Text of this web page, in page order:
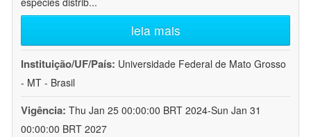
leia mais
Instituição/UF/País: Universidade Federal de Mato Grosso
- MT - Brasil
Vigência: Thu Jan 25 00:00:00 BRT 2024-Sun Jan 31
00:00:00 BRT 2027